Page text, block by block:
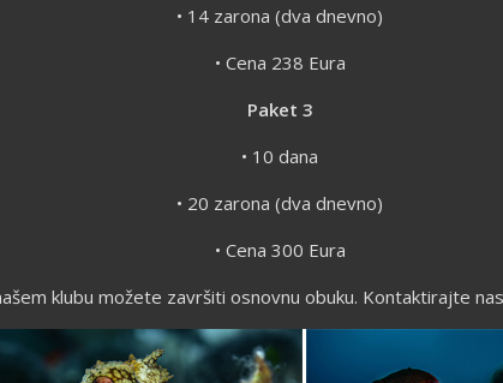
• 14 zarona (dva dnevno)
• Cena 238 Eura
Paket 3
• 10 dana
• 20 zarona (dva dnevno)
• Cena 300 Eura
klubu možete završiti osnovnu obuku. Kontaktirajte